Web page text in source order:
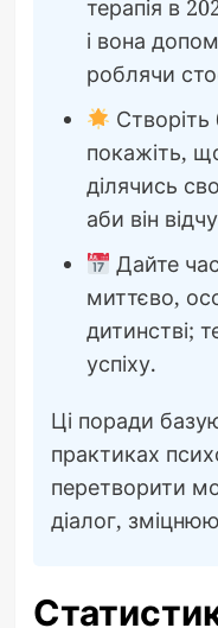
терапія в
і вона
роблячи
Створіть
покажіть,
ділячись
аби він
Дайте
миттєво,
дитинстві;
успіху.
Ці поради
практиках
перетворити
діалог,